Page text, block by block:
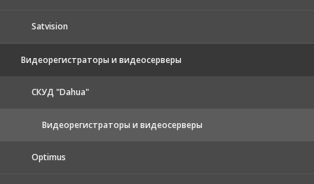
Satvision
Видеорегистраторы и видеосерверы
CКУД "Dahua"
Видеорегистраторы и видеосерверы
Optimus